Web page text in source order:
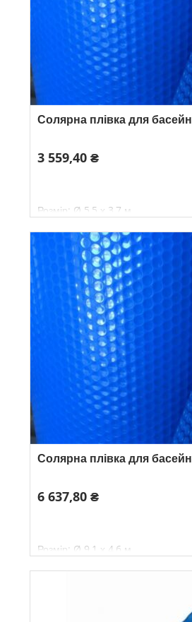
Солярна плівка для
3 559,40 ₴
Розмір: Ø 5,5 х 3,7 м
Вага: 3 кг
Солярна плівка для
6 637,80 ₴
Розмір: Ø 9,1 х 4,6 м
Вага: 6 кг